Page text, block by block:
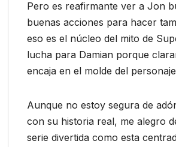
Pero es reafirmante ver a Jon
buenas acciones para hacer
eso es el núcleo del mito de
lucha para Damian porque
encaja en el molde del
Aunque no estoy segura de
con su historia real, me alegro
serie divertida como esta